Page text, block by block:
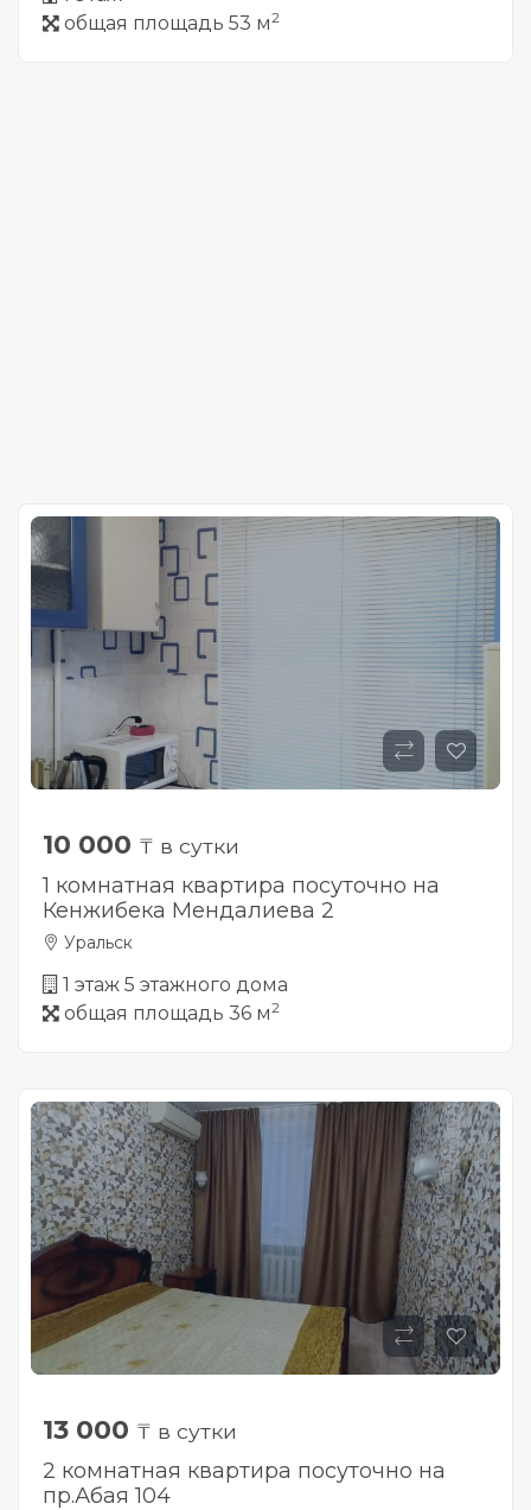
общая площадь 53 м2
10 000 ₸ в сутки
1 комнатная квартира посуточно на
Кенжибека Мендалиева 2
Уральск
1 этаж 5 этажного дома
общая площадь 36 м2
13 000 ₸ в сутки
2 комнатная квартира посуточно на
пр.Абая 104